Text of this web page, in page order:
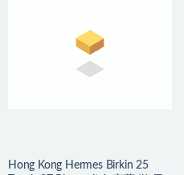
Hong Kong Hermes Birkin 25